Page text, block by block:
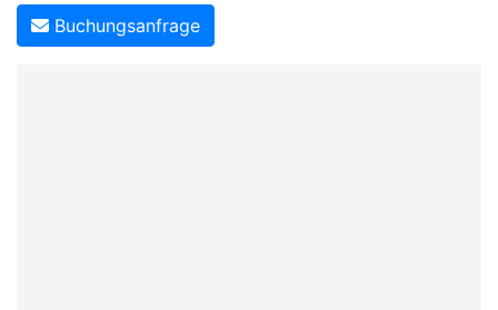
Buchungsanfrage